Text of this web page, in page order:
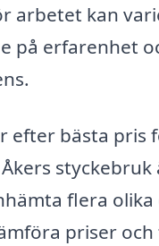
arbetet kan
på erfarenhet
efter bästa pris
styckebruk
flera olika
priser